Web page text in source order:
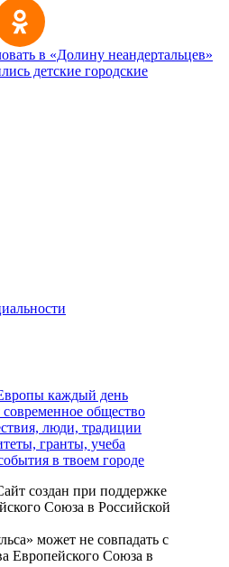
в «Долину неандертальцев»
детские городские
каждый день
общество
люди, традиции
гранты, учеба
в твоем городе
создан при поддержке
Союза в Российской
может не совпадать с
Европейского Союза в